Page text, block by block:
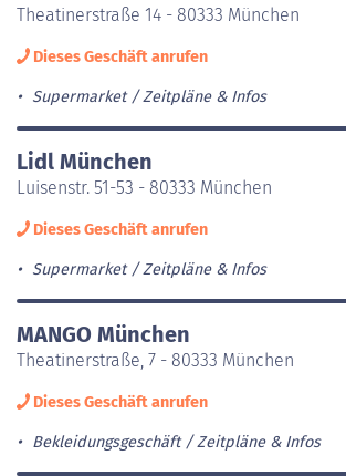
Theatinerstraße 14 - 80333 München
Dieses Geschäft anrufen
Supermarket Zeitpläne & Infos
Lidl München
Luisenstr. 51-53 - 80333 München
Dieses Geschäft anrufen
Supermarket Zeitpläne & Infos
MANGO München
Theatinerstraße, 7 - 80333 München
Dieses Geschäft anrufen
Bekleidungsgeschäft Zeitpläne & Infos